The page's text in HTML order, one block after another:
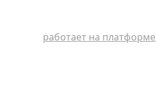
работает на